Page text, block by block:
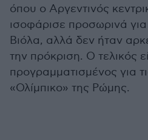
όπου ο Αργεντινός
ισοφάρισε προσωρινά
Βιόλα, αλλά δεν ήταν
την πρόκριση. Ο τελικός
προγραμματισμένος για
«Ολίμπικο» της Ρώμης.